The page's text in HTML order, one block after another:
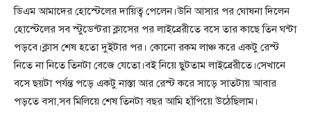
ডিএম আমাদের হোস্টেলের দায়িত্ব পেলেন।উনি আসার পর ঘোষনা দিলেন
হোস্টেলের সব স্টুডেন্টরা ক্লাসের পর লাইব্রেরীতে বসে তার কাছে তিন ঘন্টা
পড়বে।ক্লাস শেষ হতো দুইটার পর। কোনো রকম লাঞ্চ করে একটু রেস্ট
নিতে না নিতে তিনটা বেজে যেতো।বই নিয়ে ছুটতাম লাইব্রেরীতে।সেখানে
বসে ছয়টা পর্যন্ত পড়ে একটু নাস্তা আর রেস্ট করে সাড়ে সাতটায় আবার
পড়তে বসা,সব মিলিয়ে শেষ তিনটা বছর আমি হাঁপিয়ে উঠেছিলাম।